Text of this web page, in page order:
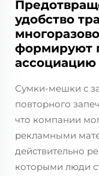
удобство
формируют
Сумки-мешки с
повторного
что компании
рекламными
действительно
которыми люди